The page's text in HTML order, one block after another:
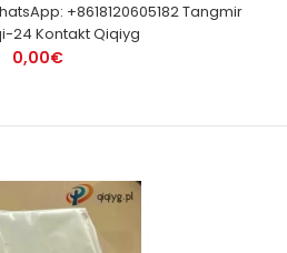
+8618120605182 Tangmir
24 Kontakt Qiqiyg
0,00€